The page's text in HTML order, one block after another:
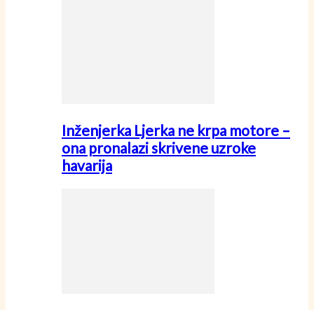
Inženjerka Ljerka ne krpa motore –
ona pronalazi skrivene uzroke
havarija